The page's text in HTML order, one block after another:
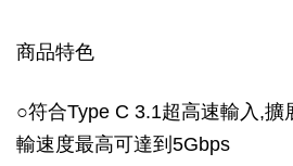
商品特色
○符合Type C 3.1超高速輸入,擴
輸速度最高可達到5Gbps